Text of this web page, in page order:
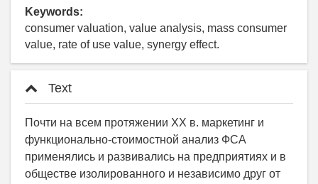
Keywords:
consumer valuation, value analysis, mass consumer
value, rate of use value, synergy effect.
Text
Почти на всем протяжении ХХ в. маркетинг и
функционально-стоимостной анализ ФСА
применялись и развивались на предприятиях и в
обществе изолированного и независимо друг от